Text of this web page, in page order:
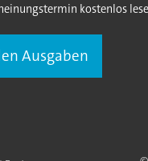
kostenlos
Ausgaben